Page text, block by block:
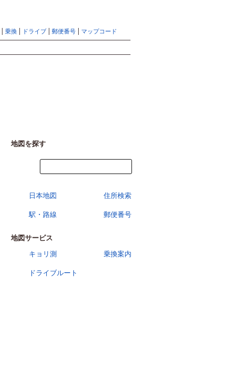
乗換 ドライブ 郵便番号 マップコード
地図を探す
日本地図 住所検索
駅・路線 郵便番号
地図サービス
キョリ測
乗換案内
ドライブルート